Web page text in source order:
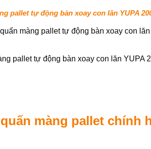
pallet tự động bàn xoay con lăn YUPA
màng pallet chính